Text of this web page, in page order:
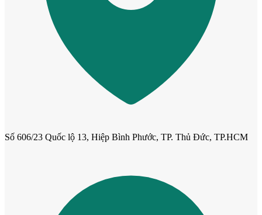
Hồ sơ năng lực
Số 606/23 Quốc lộ 13, Hiệp Bình Phước, TP. Thủ Đức, TP.HCM